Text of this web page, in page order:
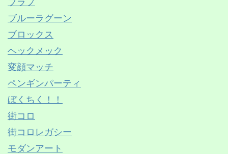
ブルーラグーン
ブロックス
ヘックメック
変顔マッチ
ペンギンパーティ
ぼくちく！！
街コロ
街コロレガシー
モダンアート